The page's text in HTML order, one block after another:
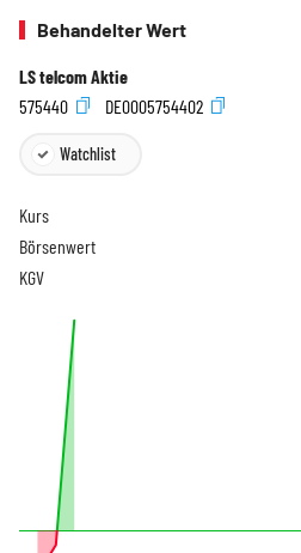
Behandelter Wert
LS telcom Aktie
575440
DE0005754402
Watchlist
Kurs
Börsenwert
KGV